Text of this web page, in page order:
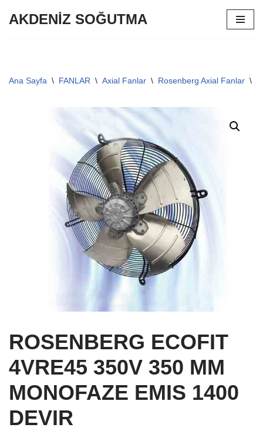
AKDENİZ SOĞUTMA
Ana Sayfa \ FANLAR \ Axial Fanlar \ Rosenberg Axial Fanlar \
ROSENBERG ECOFIT
4VRE45 350V 350 MM
MONOFAZE EMIS 1400
DEVIR